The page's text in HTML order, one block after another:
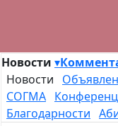
Новости ▾
Новости
СОГМА
Благодарности